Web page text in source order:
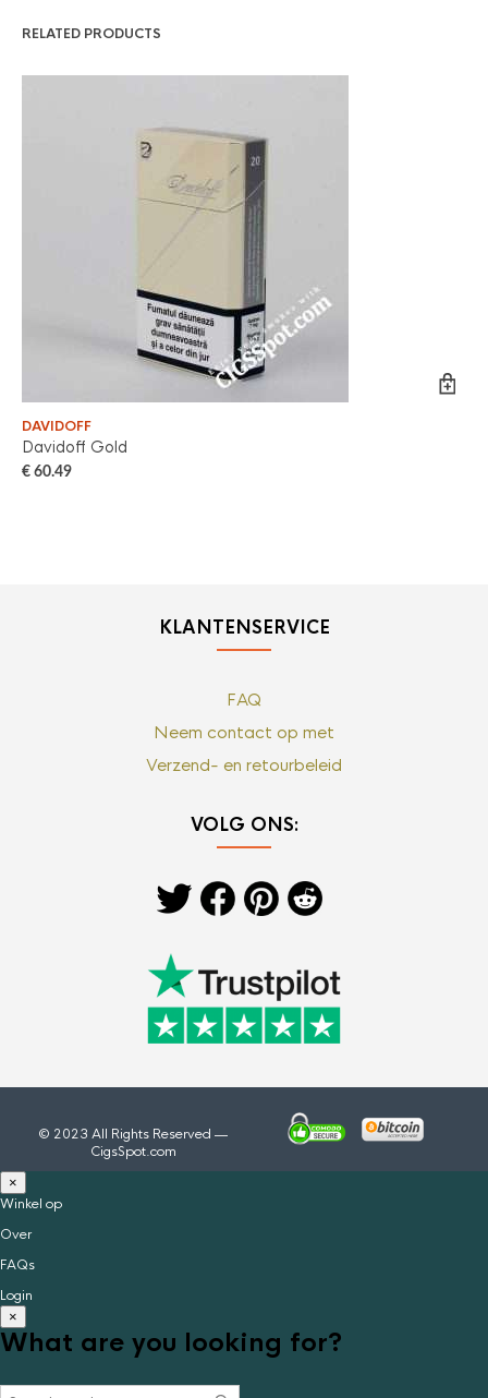
RELATED PRODUCTS
DAVIDOFF
Davidoff Gold
€ 60.49
KLANTENSERVICE
FAQ
Neem contact op met
Verzend- en retourbeleid
VOLG ONS:
© 2023 All Rights Reserved —
CigsSpot.com
×
Winkel op
Over
FAQs
Login
×
What are you looking for?